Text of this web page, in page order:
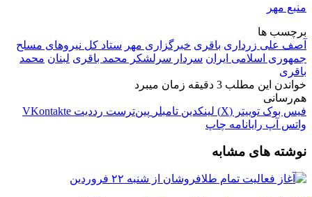
منبع مهر
برچسب ها
آصف علی زرداری باقری خبرگزاری مهر ستاد کل نیروهای مسلح
جمهوری اسلامی ایران سردار سرلشکر محمد باقری لبنان محمد
باقری
خواندن این مطلب 3 دقیقه زمان میبرد
هم‌رسانی
فیس بوک توییتر (X) لینکدین ‫تامبلر ‫پین‌ترست ‫رددیت ‫VKontakte
واتس آپ رایانامه چاپ
نوشته های مشابه